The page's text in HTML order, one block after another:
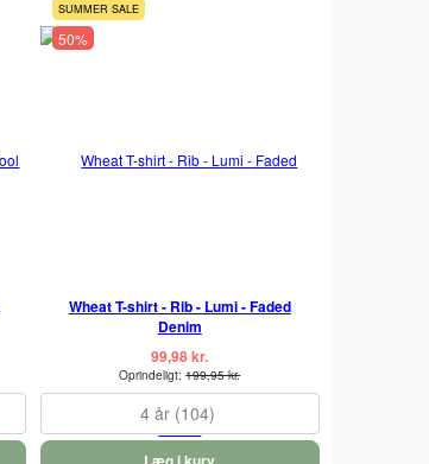
SUMMER SALE
50%
Wheat T-shirt - Rib - Lumi - Faded
Denim
99,98 kr.
Oprindeligt:199,95 kr.
4 år (104)